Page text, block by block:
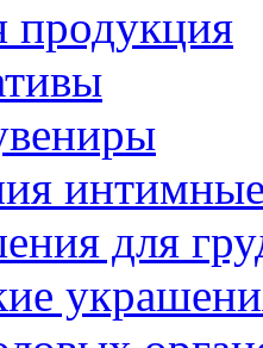
продукция
для